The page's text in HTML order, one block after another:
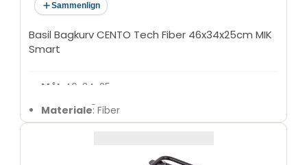
Sammenlign
Basil Bagkurv CENTO Tech Fiber 46x34x25cm MIK
Smart
Mål: 46x34x25cm
Materiale: Fiber